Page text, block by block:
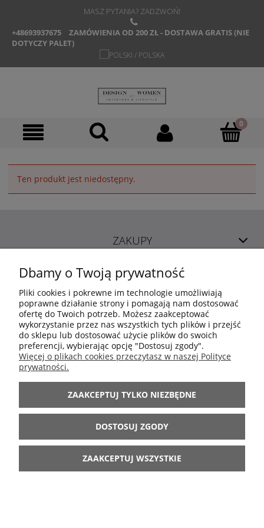
MASZ PYTANIA? ZADZWOŃ!
+48693937675
ZAMÓWIENIA OD 200 ZŁ - DOSTAWA GRATIS (NIE
DOTYCZY PALET)
Ten produkt jest niedostępny.
ZAKUPY
POMOC
MOJE KONTO
INFORMACJE
ARANŻACJE
BĄDŹ Z NAMI
Dbamy o Twoją prywatność
Pliki cookies i pokrewne im technologie umożliwiają
poprawne działanie strony i pomagają nam dostosować
ofertę do Twoich potrzeb. Możesz zaakceptować
wykorzystanie przez nas wszystkich tych plików i przejść
do sklepu lub dostosować użycie plików do swoich
preferencji, wybierając opcję "Dostosuj zgody".
Więcej o plikach cookies przeczytasz w naszej Polityce
prywatności.
ZAAKCEPTUJ TYLKO NIEZBĘDNE
DOSTOSUJ ZGODY
ZAAKCEPTUJ WSZYSTKIE